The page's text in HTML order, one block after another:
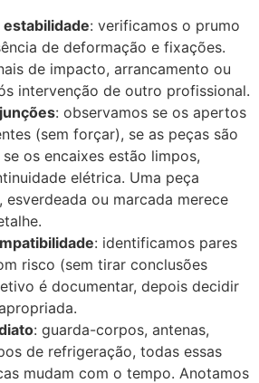
estabilidade: verificamos o prumo
de deformação e fixações.
de impacto, arrancamento ou
intervenção de outro profissional.
: observamos se os apertos
(sem forçar), se as peças são
os encaixes estão limpos,
elétrica. Uma peça
esverdeada ou marcada merece
: identificamos pares
risco (sem tirar conclusões
é documentar, depois decidir
: guarda-corpos, antenas,
de refrigeração, todas essas
mudam com o tempo. Anotamos